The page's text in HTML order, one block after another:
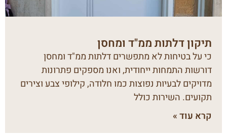
תיקון דלתות ממ"ד ומחסן
כי על בטיחות לא מתפשרים דלתות ממ"ד ומחסן
דורשות התמחות ייחודית, ואנו מספקים פתרונות
מדויקים לבעיות נפוצות כמו חלודה, קילופי צבע וצירים
תקועים. השירות כולל
קרא עוד »